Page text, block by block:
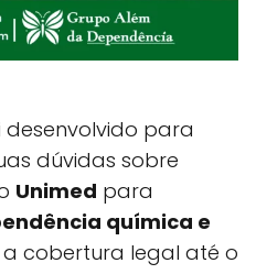
para
dúvidas sobre
Unimed para
química e
a cobertura legal até o